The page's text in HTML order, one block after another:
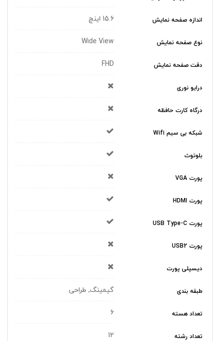
اندازه صفحه نمایش 15.6 اینچ
نوع صفحه نمایش Wide View
دقت صفحه نمایش FHD
درایو نوری
درگاه کارت حافظه
شبکه بی سیم Wifi
بلوتوث
پورت VGA
پورت HDMI
پورت USB Type-C
پورت USB2
دیسپلی پورت
طبقه بندی گیمینگ, طراحی
تعداد هسته 6
تعداد رشته 12